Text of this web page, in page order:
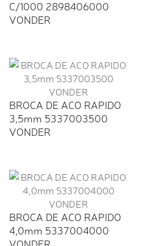
C/1000 2898406000
VONDER
BROCA DE ACO RAPIDO
3,5mm 5337003500
VONDER
BROCA DE ACO RAPIDO
4,0mm 5337004000